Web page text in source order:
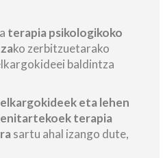
terapia psikologikoko
ko zerbitzuetarako
baldintza
elkargokideek eta lehen
terapia
sartu ahal izango dute,